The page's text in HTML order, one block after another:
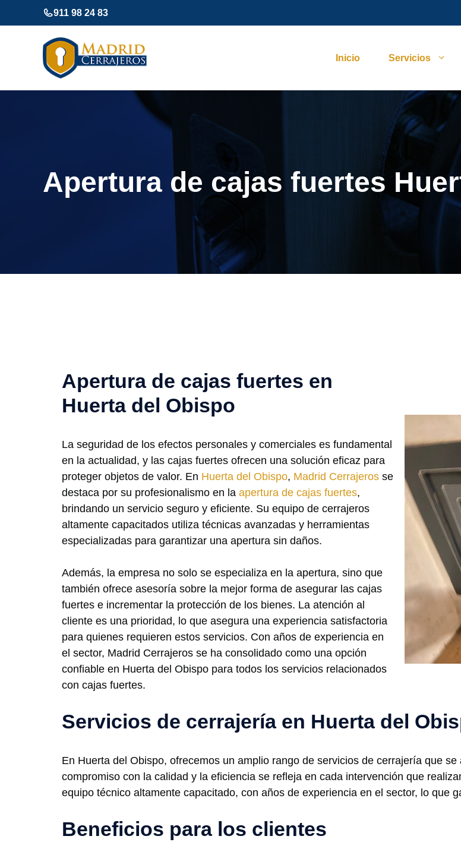
al
911 98 24 83
Inicio Servicios
Apertura de cajas fuertes
Apertura de cajas fuertes en
Huerta del Obispo
La seguridad de los efectos personales y comerciales es fundamental
en la actualidad, y las cajas fuertes ofrecen una solución eficaz para
proteger objetos de valor. En Huerta del Obispo, Madrid Cerrajeros se
destaca por su profesionalismo en la apertura de cajas fuertes,
brindando un servicio seguro y eficiente. Su equipo de cerrajeros
altamente capacitados utiliza técnicas avanzadas y herramientas
especializadas para garantizar una apertura sin daños.
Además, la empresa no solo se especializa en la apertura, sino que
también ofrece asesoría sobre la mejor forma de asegurar las cajas
fuertes e incrementar la protección de los bienes. La atención al
cliente es una prioridad, lo que asegura una experiencia satisfactoria
para quienes requieren estos servicios. Con años de experiencia en
el sector, Madrid Cerrajeros se ha consolidado como una opción
confiable en Huerta del Obispo para todos los servicios relacionados
con cajas fuertes.
Servicios de cerrajería en Huerta del
En Huerta del Obispo, ofrecemos un amplio rango de servicios de cerrajería que
compromiso con la calidad y la eficiencia se refleja en cada intervención que
equipo técnico altamente capacitado, con años de experiencia en el sector, lo que
Beneficios para los clientes